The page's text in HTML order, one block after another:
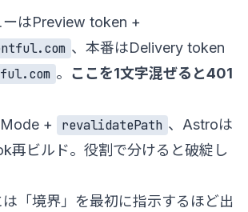
ーはPreview token +
、本番はDelivery token
。
ここを1文字混ぜると401
+
revalidatePath 、Astroは
再ビルド。役割で分けると破綻し
「境界」を最初に指示するほど出